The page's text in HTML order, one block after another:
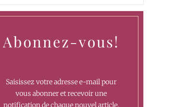
Abonnez-vous!
Saisissez votre adresse e-mail pour
vous abonner et recevoir une
notification de chaque nouvel article.